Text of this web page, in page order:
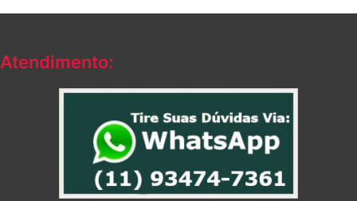
Atendimento: